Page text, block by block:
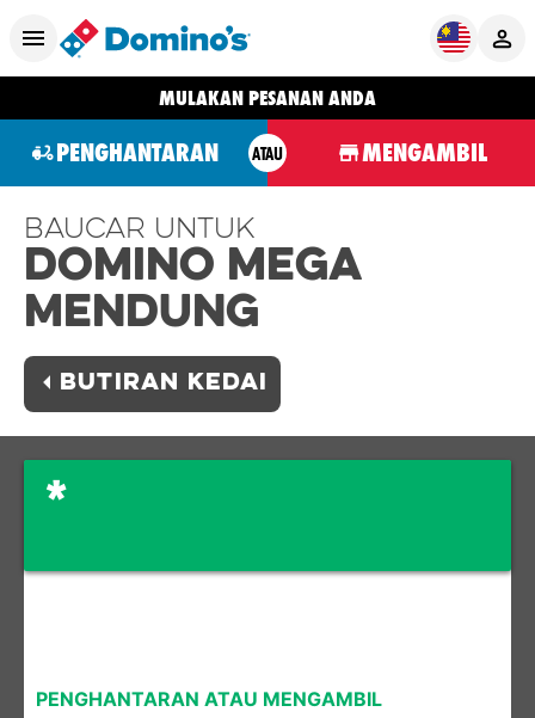
MULAKAN PESANAN ANDA
PENGHANTARAN ATAU MENGAMBIL
Baucar Untuk
Domino MEGA
MENDUNG
BUTIRAN KEDAI
*
PENGHANTARAN ATAU MENGAMBIL